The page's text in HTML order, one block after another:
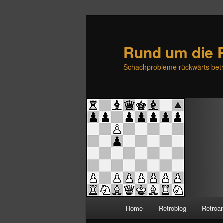
Rund um die
Schachprobleme rückwärts
Zum
Zum
Home Retroblog